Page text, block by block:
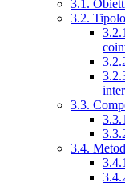
3.1.
3.2.
3.3.
3.4.